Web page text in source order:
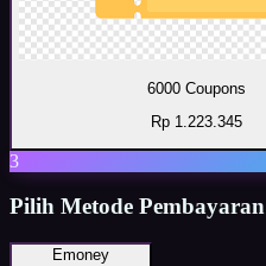
6000 Coupons
Rp 1.223.345
3
Pilih Metode Pembayaran
Emoney